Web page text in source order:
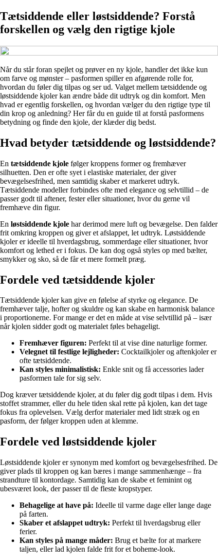
Tætsiddende eller løstsiddende? Forstå
forskellen og vælg den rigtige kjole
Når du står foran spejlet og prøver en ny kjole, handler det ikke kun
om farve og mønster – pasformen spiller en afgørende rolle for,
hvordan du føler dig tilpas og ser ud. Valget mellem tætsiddende og
løstsiddende kjoler kan ændre både dit udtryk og din komfort. Men
hvad er egentlig forskellen, og hvordan vælger du den rigtige type til
din krop og anledning? Her får du en guide til at forstå pasformens
betydning og finde den kjole, der klæder dig bedst.
Hvad betyder tætsiddende og løstsiddende?
En tætsiddende kjole følger kroppens former og fremhæver
silhuetten. Den er ofte syet i elastiske materialer, der giver
bevægelsesfrihed, men samtidig skaber et markeret udtryk.
Tætsiddende modeller forbindes ofte med elegance og selvtillid – de
passer godt til aftener, fester eller situationer, hvor du gerne vil
fremhæve din figur.
En løstsiddende kjole har derimod mere luft og bevægelse. Den falder
frit omkring kroppen og giver et afslappet, let udtryk. Løstsiddende
kjoler er ideelle til hverdagsbrug, sommerdage eller situationer, hvor
komfort og lethed er i fokus. De kan dog også styles op med bælter,
smykker og sko, så de får et mere formelt præg.
Fordele ved tætsiddende kjoler
Tætsiddende kjoler kan give en følelse af styrke og elegance. De
fremhæver talje, hofter og skuldre og kan skabe en harmonisk balance
i proportionerne. For mange er det en måde at vise selvtillid på – især
når kjolen sidder godt og materialet føles behageligt.
Fremhæver figuren: Perfekt til at vise dine naturlige former.
Velegnet til festlige lejligheder: Cocktailkjoler og aftenkjoler er
ofte tætsiddende.
Kan styles minimalistisk: Enkle snit og få accessories lader
pasformen tale for sig selv.
Dog kræver tætsiddende kjoler, at du føler dig godt tilpas i dem. Hvis
stoffet strammer, eller du hele tiden skal rette på kjolen, kan det tage
fokus fra oplevelsen. Vælg derfor materialer med lidt stræk og en
pasform, der følger kroppen uden at klemme.
Fordele ved løstsiddende kjoler
Løstsiddende kjoler er synonym med komfort og bevægelsesfrihed. De
giver plads til kroppen og kan bæres i mange sammenhænge – fra
strandture til kontordage. Samtidig kan de skabe et feminint og
ubesværet look, der passer til de fleste kropstyper.
Behagelige at have på: Ideelle til varme dage eller lange dage
på farten.
Skaber et afslappet udtryk: Perfekt til hverdagsbrug eller
ferier.
Kan styles på mange måder: Brug et bælte for at markere
taljen, eller lad kjolen falde frit for et boheme-look.